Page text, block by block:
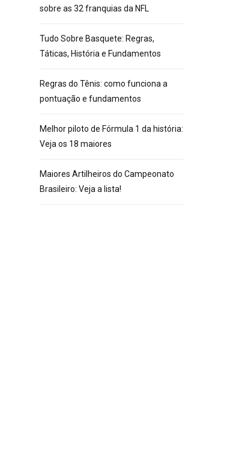
sobre as 32 franquias da NFL
Tudo Sobre Basquete: Regras,
Táticas, História e Fundamentos
Regras do Tênis: como funciona a
pontuação e fundamentos
Melhor piloto de Fórmula 1 da história:
Veja os 18 maiores
Maiores Artilheiros do Campeonato
Brasileiro: Veja a lista!